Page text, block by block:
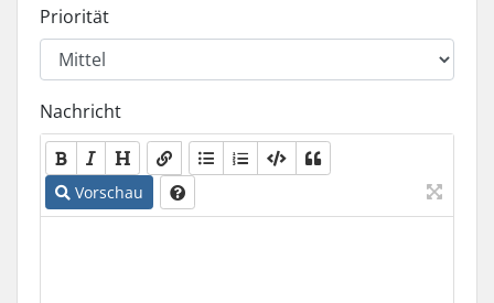
Priorität
Nachricht
Vorschau